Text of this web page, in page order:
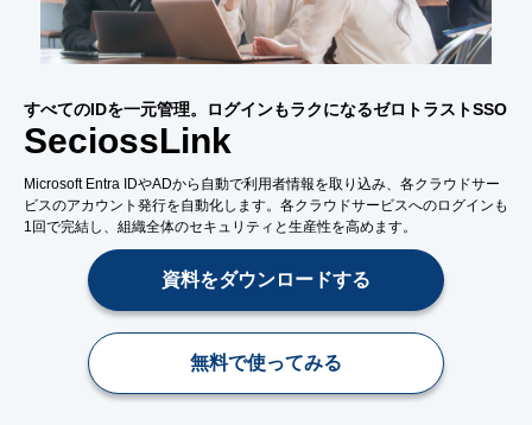
すべてのIDを一元管理。ログインもラクになるゼロトラストSSO
SeciossLink
Microsoft Entra IDやADから自動で利用者情報を取り込み、各クラウドサー
ビスのアカウント発行を自動化します。各クラウドサービスへのログインも
1回で完結し、組織全体のセキュリティと生産性を高めます。
資料をダウンロードする
無料で使ってみる